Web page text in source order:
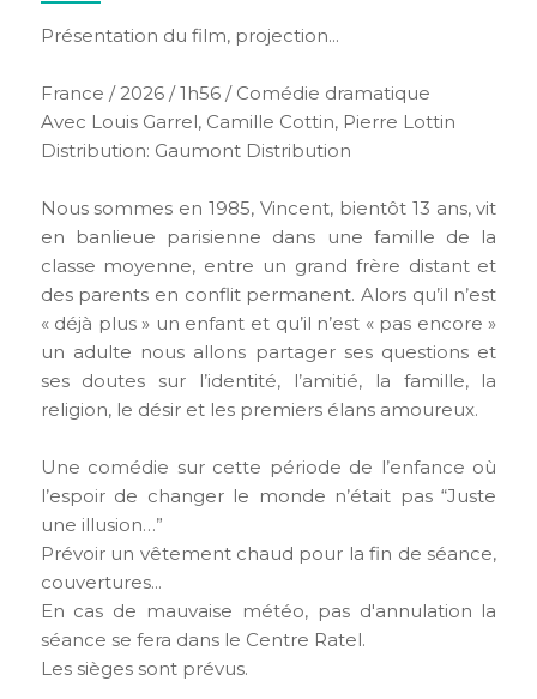
Présentation du film, projection...
France / 2026 / 1h56 / Comédie dramatique
Avec Louis Garrel, Camille Cottin, Pierre Lottin
Distribution: Gaumont Distribution
Nous sommes en 1985, Vincent, bientôt 13 ans, vit
en banlieue parisienne dans une famille de la
classe moyenne, entre un grand frère distant et
des parents en conflit permanent. Alors qu’il n’est
« déjà plus » un enfant et qu’il n’est « pas encore »
un adulte nous allons partager ses questions et
ses doutes sur l’identité, l’amitié, la famille, la
religion, le désir et les premiers élans amoureux.
Une comédie sur cette période de l’enfance où
l’espoir de changer le monde n’était pas “Juste
une illusion…”
Prévoir un vêtement chaud pour la fin de séance,
couvertures...
En cas de mauvaise météo, pas d'annulation la
séance se fera dans le Centre Ratel.
Les sièges sont prévus.